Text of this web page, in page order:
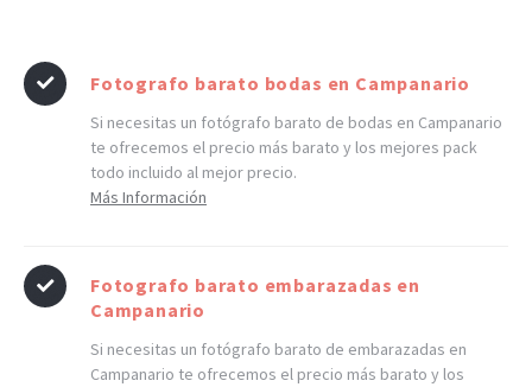
Fotografo barato bodas en Campanario
Si necesitas un fotógrafo barato de bodas en Campanario
te ofrecemos el precio más barato y los mejores pack
todo incluido al mejor precio.
Más Información
Fotografo barato embarazadas en
Campanario
Si necesitas un fotógrafo barato de embarazadas en
Campanario te ofrecemos el precio más barato y los